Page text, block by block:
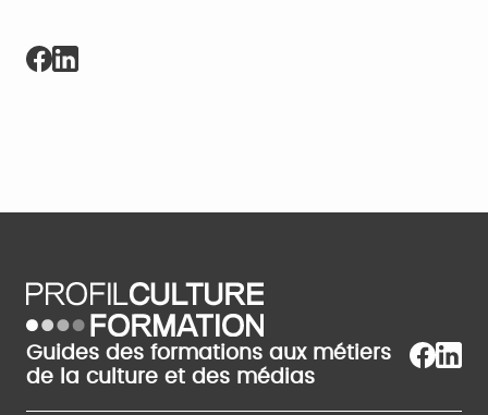
Guides des formations aux métiers
de la culture et des médias